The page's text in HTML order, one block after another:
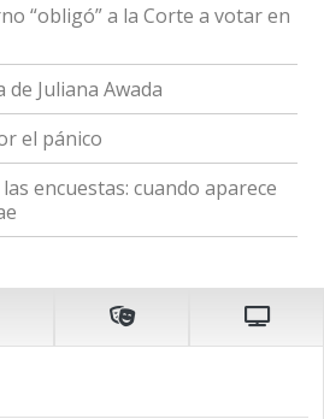
“obligó” a la Corte a votar en
Juliana Awada
el pánico
encuestas: cuando aparece